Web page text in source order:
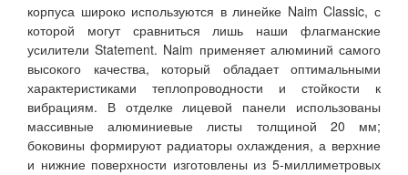
корпуса широко используются в линейке Naim Classic, с
которой могут сравниться лишь наши флагманские
усилители Statement. Naim применяет алюминий самого
высокого качества, который обладает оптимальными
характеристиками теплопроводности и стойкости к
вибрациям. В отделке лицевой панели использованы
массивные алюминиевые листы толщиной 20 мм;
боковины формируют радиаторы охлаждения, а верхние
и нижние поверхности изготовлены из 5-миллиметровых